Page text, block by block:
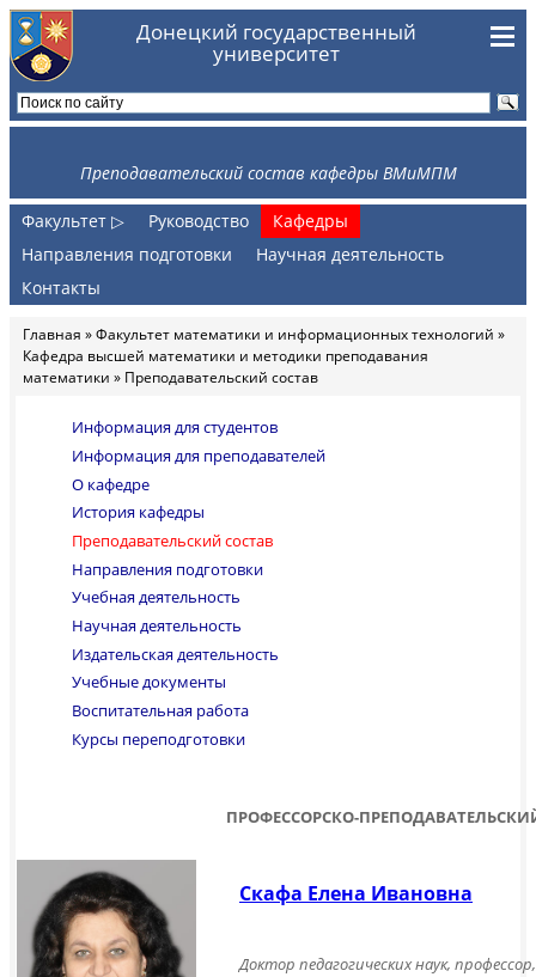
Перейти к основному содержаниюДонецкий государственный
университет
Преподавательский состав кафедры ВМиМПМ
Факультет ▷ Руководство
Кафедры
Направления подготовки
Научная деятельность
Контакты
Вы здесь
Главная »Факультет математики и информационных технологий »
Кафедра высшей математики и методики преподавания
математики » Преподавательский состав
Информация для студентов
Информация для преподавателей
О кафедре
История кафедры
Преподавательский состав
Направления подготовки
Учебная деятельность
Научная деятельность
Издательская деятельность
Учебные документы
Воспитательная работа
Курсы переподготовки
ПРОФЕССОРСКО-
Скафа Елена Ивановна
Доктор педагогических наук,